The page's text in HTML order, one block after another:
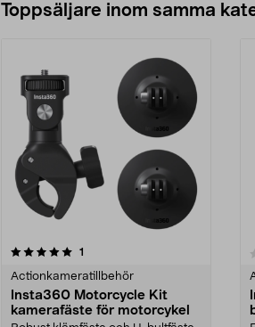
Toppsäljare inom samma
1
Actionkameratillbehör
Insta360 Motorcycle Kit
kamerafäste för motorcykel
0.0 av 5 stjärnor